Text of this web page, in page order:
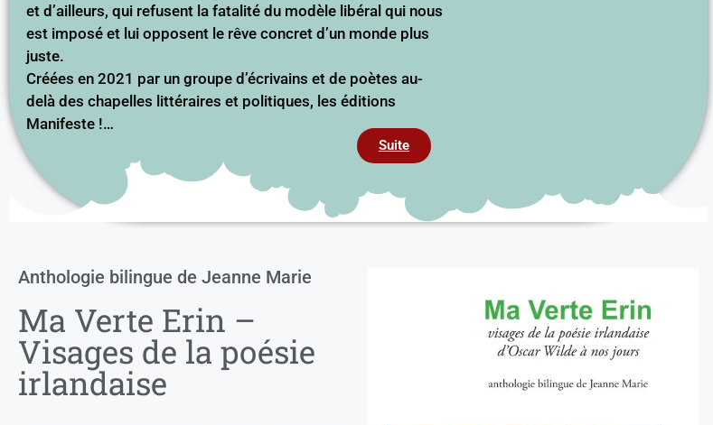
et d’ailleurs, qui refusent la fatalité du modèle libéral qui nous
est imposé et lui opposent le rêve concret d’un monde plus
juste.
Créées en 2021 par un groupe d’écrivains et de poètes au-
delà des chapelles littéraires et politiques, les éditions
Manifeste !…
Suite
Anthologie bilingue de Jeanne Marie
Ma Verte Erin –
Visages de la poésie
irlandaise